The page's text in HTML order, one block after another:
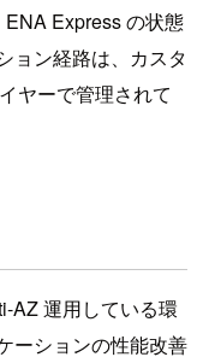
Express の状態
ョン経路は、カスタ
ヤーで管理されて
AZ 運用している環
ーションの性能改善